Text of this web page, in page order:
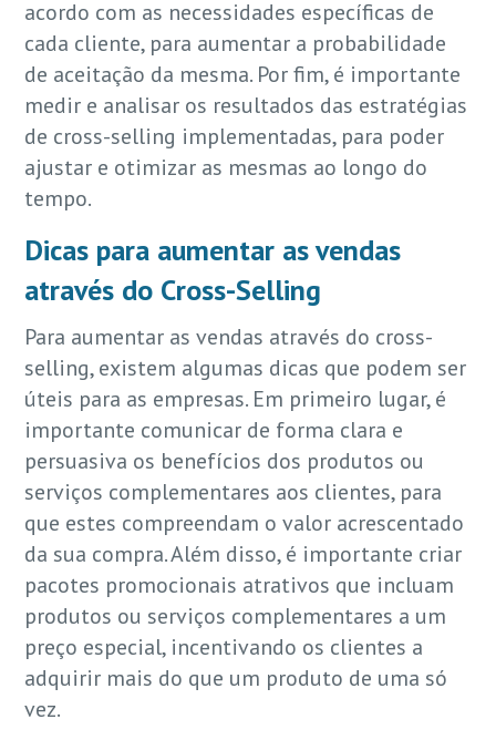
acordo com as necessidades específicas de
cada cliente, para aumentar a probabilidade
de aceitação da mesma. Por fim, é importante
medir e analisar os resultados das estratégias
de cross-selling implementadas, para poder
ajustar e otimizar as mesmas ao longo do
tempo.
Dicas para aumentar as vendas
através do Cross-Selling
Para aumentar as vendas através do cross-
selling, existem algumas dicas que podem ser
úteis para as empresas. Em primeiro lugar, é
importante comunicar de forma clara e
persuasiva os benefícios dos produtos ou
serviços complementares aos clientes, para
que estes compreendam o valor acrescentado
da sua compra. Além disso, é importante criar
pacotes promocionais atrativos que incluam
produtos ou serviços complementares a um
preço especial, incentivando os clientes a
adquirir mais do que um produto de uma só
vez.